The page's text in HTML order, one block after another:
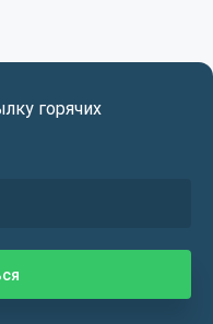
горячих